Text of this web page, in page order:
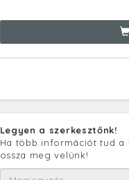
Legyen a szerkesztőnk!
Ha több információt tud a
ossza meg velünk!